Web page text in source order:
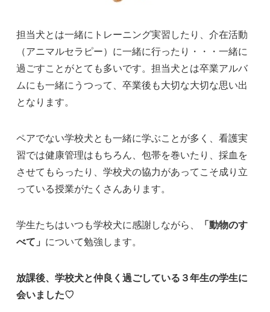
担当犬とは一緒にトレーニング実習したり、介在活動
（アニマルセラピー）に一緒に行ったり・・・一緒に
過ごすことがとても多いです。担当犬とは卒業アルバ
ムにも一緒にうつって、卒業後も大切な大切な思い出
となります。
ペアでない学校犬とも一緒に学ぶことが多く、看護実
習では健康管理はもちろん、包帯を巻いたり、採血を
させてもらったり、学校犬の協力があってこそ成り立
っている授業がたくさんあります。
学生たちはいつも学校犬に感謝しながら、
「動物のす
べて」 について勉強します。
放課後、学校犬と仲良く過ごしている３年生の学生に
会いました♡